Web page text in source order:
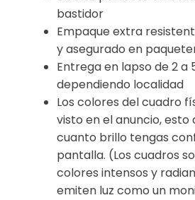
bastidor
Empaque extra
y asegurado en
Entrega en lapso de 2 a
dependiendo localidad
Los colores del cuadro
visto en el anuncio, esto
cuanto brillo tengas
pantalla. (Los cuadros
colores intensos y
emiten luz como un